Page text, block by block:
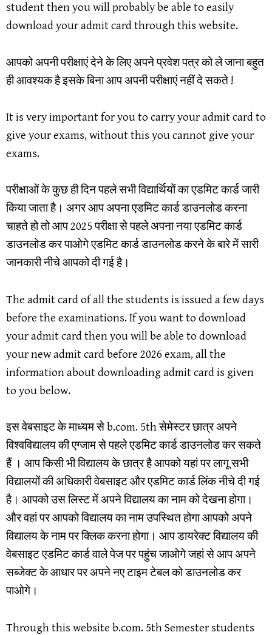
student then you will probably be able to easily
download your admit card through this website.
आपको अपनी परीक्षाएं देने के लिए अपने प्रवेश पत्र को ले जाना बहुत
ही आवश्यक है इसके बिना आप अपनी परीक्षाएं नहीं दे सकते !
It is very important for you to carry your admit card to
give your exams, without this you cannot give your
exams.
परीक्षाओं के कुछ ही दिन पहले सभी विद्यार्थियों का एडमिट कार्ड जारी
किया जाता है। अगर आप अपना एडमिट कार्ड डाउनलोड करना
चाहते हो तो आप 2025 परीक्षा से पहले अपना नया एडमिट कार्ड
डाउनलोड कर पाओगे एडमिट कार्ड डाउनलोड करने के बारे में सारी
जानकारी नीचे आपको दी गई है।
The admit card of all the students is issued a few days
before the examinations. If you want to download
your admit card then you will be able to download
your new admit card before 2026 exam, all the
information about downloading admit card is given
to you below.
इस वेबसाइट के माध्यम से b.com. 5th सेमेस्टर छात्र अपने
विश्वविद्यालय की एग्जाम से पहले एडमिट कार्ड डाउनलोड कर सकते
हैं । आप किसी भी विद्यालय के छात्र है आपको यहां पर लागू सभी
विद्यालयों की अधिकारी वेबसाइट और एडमिट कार्ड लिंक नीचे दी गई
है। आपको उस लिस्ट में अपने विद्यालय का नाम को देखना होगा।
और वहां पर आपको विद्यालय का नाम उपस्थित होगा आपको अपने
विद्यालय के नाम पर क्लिक करना होगा। आप डायरेक्ट विद्यालय की
वेबसाइट एडमिट कार्ड वाले पेज पर पहुंच जाओगे जहां से आप अपने
सब्जेक्ट के आधार पर अपने नए टाइम टेबल को डाउनलोड कर
पाओगे।
Through this website b.com. 5th Semester students